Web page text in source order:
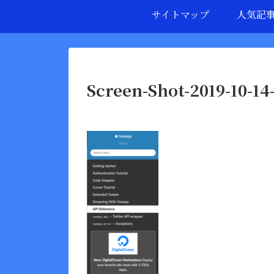
サイトマップ 人気記
Screen-Shot-2019-10-